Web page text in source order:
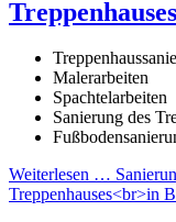
Malerarbeiten
Spachtelarbeiten
Sanierung des
Weiterlesen …
Treppenhauses<br>in